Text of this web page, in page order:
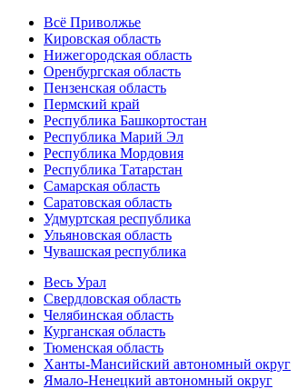
Всё Приволжье
Кировская область
Нижегородская область
Оренбургская область
Пензенская область
Пермский край
Республика Башкортостан
Республика Марий Эл
Республика Мордовия
Республика Татарстан
Самарская область
Саратовская область
Удмуртская республика
Ульяновская область
Чувашская республика
Весь Урал
Свердловская область
Челябинская область
Курганская область
Тюменская область
Ханты-Мансийский автономный округ
Ямало-Ненецкий автономный округ